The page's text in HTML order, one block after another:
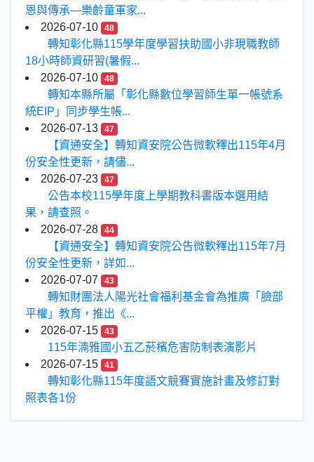
恩與傳承—樂齡童軍家...
2026-07-10
48
轉知彰化縣115學年度學習扶助國小非現職教師
18小時師資研習(暑假...
2026-07-10
48
轉知本縣所屬「彰化縣數位學習師生單一帳號系
統EIP」同步學生帳...
2026-07-13
47
【資通安全】轉知資安院公告微軟釋出115年4月
份安全性更新，請儘...
2026-07-23
47
公告本校115學年度上學期教科書版本選用結
果，請查照。
2026-07-28
44
【資通安全】轉知資安院公告微軟釋出115年7月
份安全性更新，詳如...
2026-07-07
43
轉知財團法人陽光社會福利基金會為推廣「臉部
平權」教育，推出《...
2026-07-15
43
115年湳雅國小五乙菸檳危害防制表演影片
2026-07-15
41
轉知彰化縣115年度語文競賽實施計畫及修訂對
照表各1份